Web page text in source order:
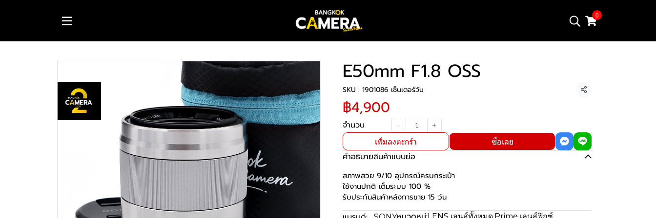
0
E50mm F1.8 OSS
SKU : 1901086 เซ็นเตอร์วัน แชร์
฿4,900
จำนวน
เพิ่มลงตะกร้า ซื้อเลย
คำอธิบายสินค้าแบบย่อ
สภาพสวย 9/10 อุปกรณ์ครบกระเป๋า
ใช้งานปกติ เต็มระบบ 100 %
รับประกันสินค้าหลังการขาย 15 วัน